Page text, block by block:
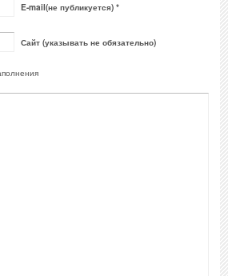
E-mail(не публикуется) *
Сайт (указывать не обязательно)